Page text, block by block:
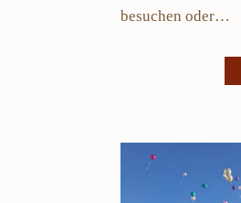
besuchen oder…